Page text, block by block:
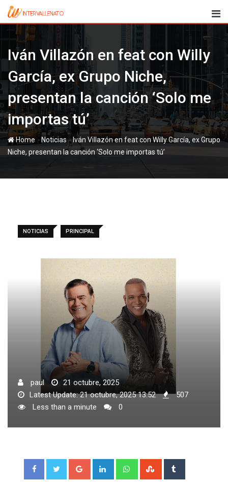
Skip
content
Iván Villazón en feat con Willy
García, ex Grupo Niche,
presentan la canción ‘Solo me
importas tú’
Home - Noticias-Iván Villazón en feat con Willy García, ex Grupo
Niche, presentan la canción ‘Solo me importas tú’
NOTICIAS PRINCIPAL
paul
21 octubre, 2025
Latest Update: 21 octubre, 2025 13:52
507
Less than a minute
0
Google+ LinkedIn WhatsappStumbleUpon